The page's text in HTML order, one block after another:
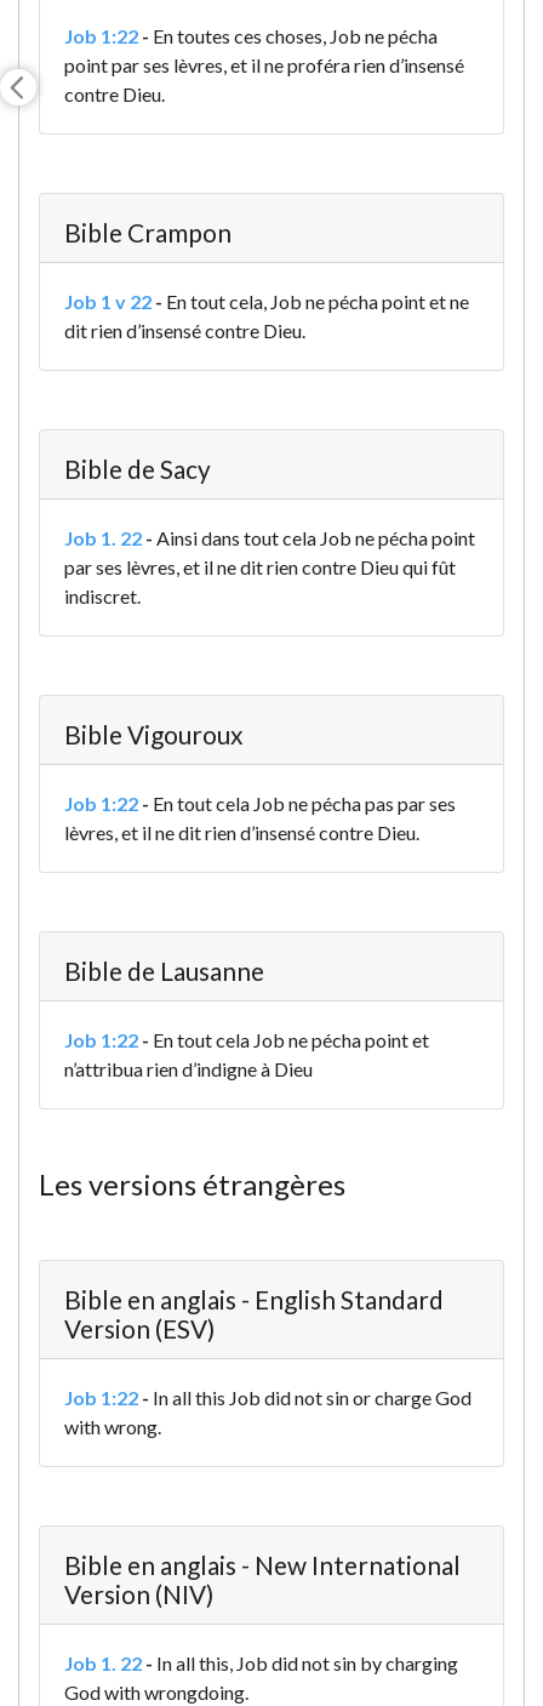
Job 1:22 - En toutes ces choses, Job ne pécha
point par ses lèvres, et il ne proféra rien d’insensé
contre Dieu.
Bible Crampon
Job 1 v 22 - En tout cela, Job ne pécha point et ne
dit rien d’insensé contre Dieu.
Bible de Sacy
Job 1. 22 - Ainsi dans tout cela Job ne pécha point
par ses lèvres, et il ne dit rien contre Dieu qui fût
indiscret.
Bible Vigouroux
Job 1:22 - En tout cela Job ne pécha pas par ses
lèvres, et il ne dit rien d’insensé contre Dieu.
Bible de Lausanne
Job 1:22 - En tout cela Job ne pécha point et
n’attribua rien d’indigne à Dieu
Les versions étrangères
Bible en anglais - English Standard
Version (ESV)
Job 1:22 - In all this Job did not sin or charge God
with wrong.
Bible en anglais - New International
Version (NIV)
Job 1. 22 - In all this, Job did not sin by charging
God with wrongdoing.